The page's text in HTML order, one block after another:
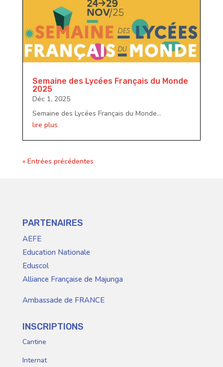
Semaine des Lycées Français du Monde
2025
Déc 1, 2025
Semaine des Lycées Français du Monde...
lire plus
« Entrées précédentes
PARTENAIRES
AEFE
Education Nationale
Eduscol
Alliance Française de Majunga
Ambassade de FRANCE
INSCRIPTIONS
Cantine
Internat